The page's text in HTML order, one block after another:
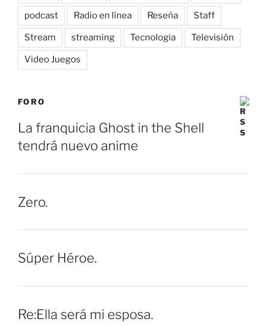
podcast Radio en línea Reseña Staff
Stream streaming Tecnologia Televisión
Video Juegos
FORO
La franquicia Ghost in the Shell
tendrá nuevo anime
Zero.
Súper Héroe.
Re:Ella será mi esposa.